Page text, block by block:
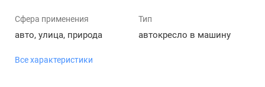
Сфера применения
авто, улица, природа
Тип
автокресло в машину
Все характеристики